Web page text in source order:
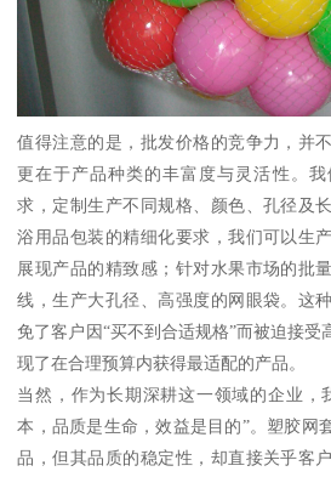
值得注意的是，批发价格的竞争力，并
更在于产品种类的丰富度与灵活性。
求，定制生产不同规格、颜色、孔径及
浴用品包装的精细化要求，我们可以生
展现产品的精致感；针对水果市场的批
线，生产大孔径、高强度的网眼袋。这
免了客户因“买不到合适规格”而被迫接受
现了在合理预算内获得最适配的产品。
当然，作为长期深耕这一领域的企业，
本，品质是生命，效益是目的”。塑胶网
品，但其品质的稳定性，却直接关乎客